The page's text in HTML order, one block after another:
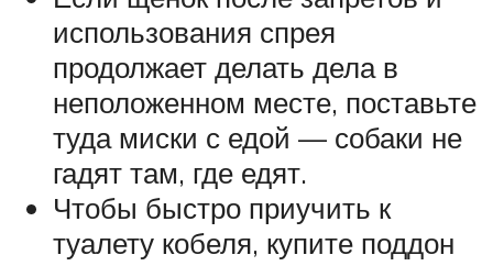
использования спрея
продолжает делать дела в
неположенном месте, поставьте
туда миски с едой — собаки не
гадят там, где едят.
Чтобы быстро приучить к
туалету кобеля, купите поддон